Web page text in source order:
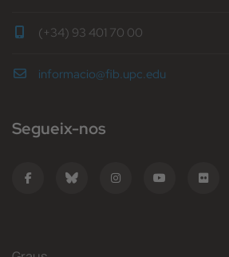
(+34) 93 401 70 00
informacio@fib.upc.edu
Segueix-nos